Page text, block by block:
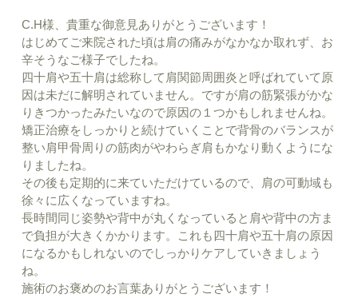
C.H様、貴重な御意見ありがとうございます！
はじめてご来院された頃は肩の痛みがなかなか取れず、お
辛そうなご様子でしたね。
四十肩や五十肩は総称して肩関節周囲炎と呼ばれていて原
因は未だに解明されていません。ですが肩の筋緊張がかな
りきつかったみたいなので原因の１つかもしれませんね。
矯正治療をしっかりと続けていくことで背骨のバランスが
整い肩甲骨周りの筋肉がやわらぎ肩もかなり動くようにな
りましたね。
その後も定期的に来ていただけているので、肩の可動域も
徐々に広くなっていますね。
長時間同じ姿勢や背中が丸くなっていると肩や背中の方ま
で負担が大きくかかります。これも四十肩や五十肩の原因
になるかもしれないのでしっかりケアしていきましょう
ね。
施術のお褒めのお言葉ありがとうございます！